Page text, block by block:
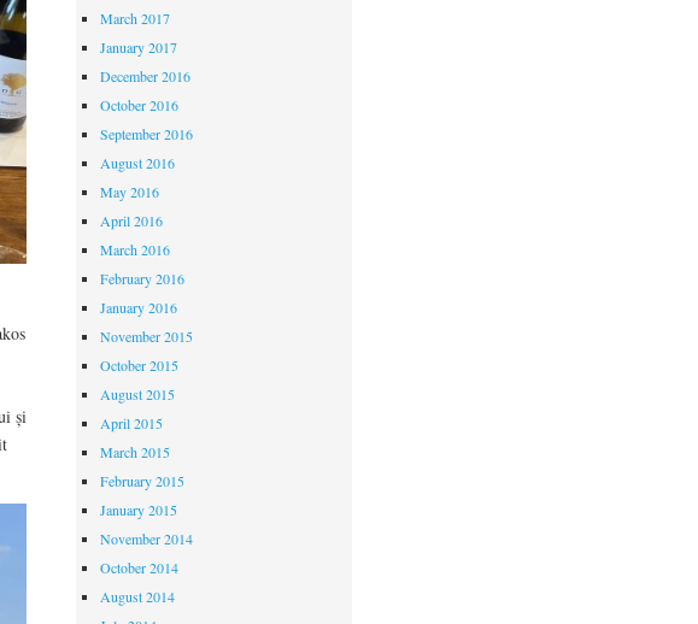
și
March 2017
January 2017
December 2016
October 2016
September 2016
August 2016
May 2016
April 2016
March 2016
February 2016
January 2016
November 2015
October 2015
August 2015
April 2015
March 2015
February 2015
January 2015
November 2014
October 2014
August 2014